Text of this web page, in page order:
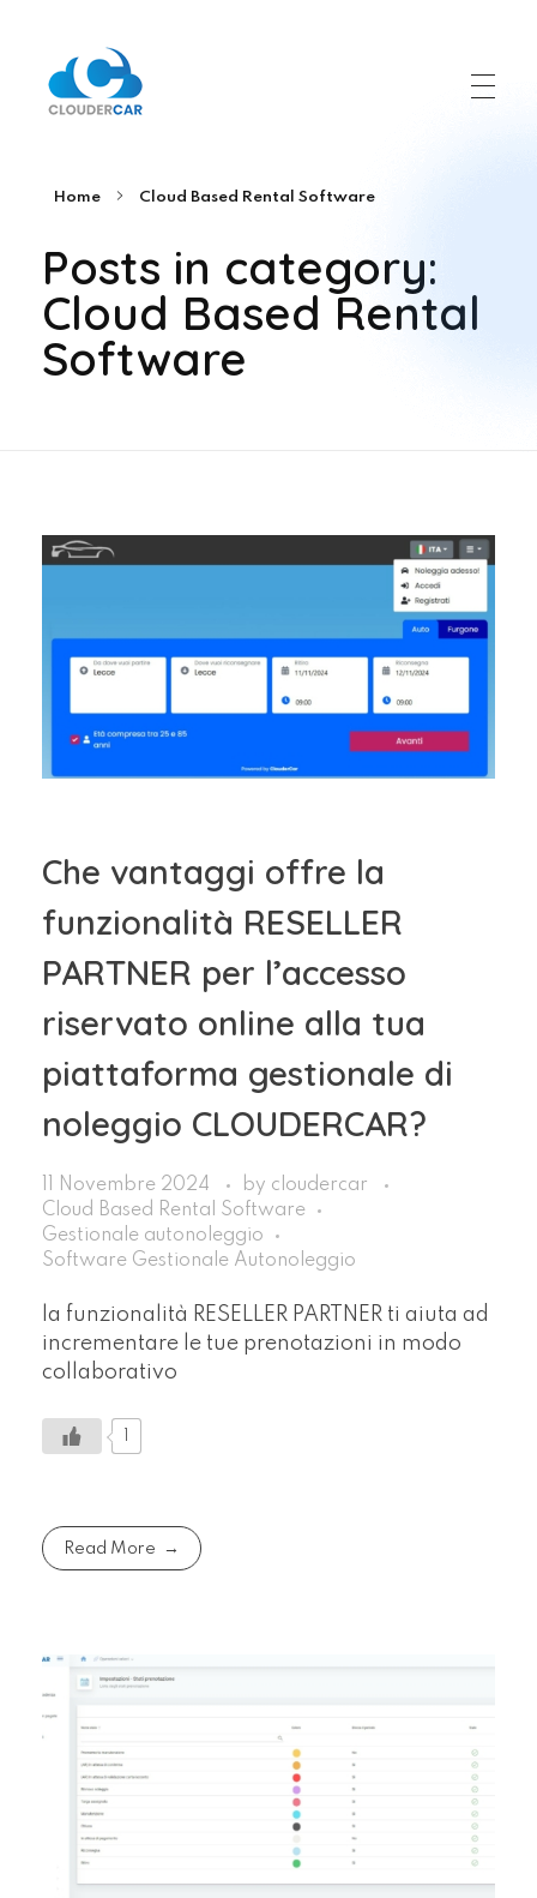
Home Cloud Based Rental Software
Posts in category:
Cloud Based Rental
Software
Che vantaggi offre la
funzionalità RESELLER
PARTNER per l’accesso
riservato online alla tua
piattaforma gestionale di
noleggio CLOUDERCAR?
11 Novembre 2024 by cloudercar
Cloud Based Rental Software
Gestionale autonoleggio
Software Gestionale Autonoleggio
la funzionalità RESELLER PARTNER ti aiuta ad
incrementare le tue prenotazioni in modo
collaborativo
Read More